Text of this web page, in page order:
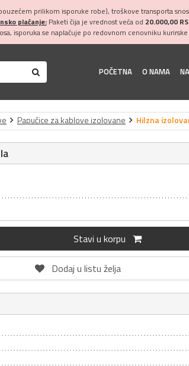
prilikom isporuke robe), troškove transporta
plaćanje:Paketi čija je vrednost veća od 20.000,00
isporuka se naplaćuje po redovnom cenovniku kurirske
POČETNA O NAMA
Papučice za kablove izolovane Hilzna
Stavi u korpu
Dodaj u listu želja